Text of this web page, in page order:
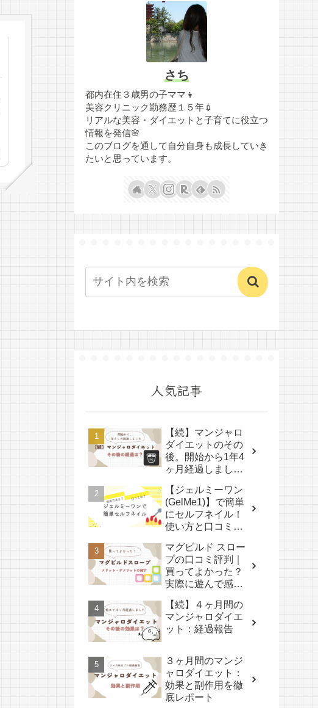
さち
都内在住３歳男の子ママ👦
美容クリニック勤務歴１５年💉
リアルな美容・ダイエットと子育てに役立つ
情報を発信🌸
このブログを通して自分自身も成長していき
たいと思っています。
人気記事
【続】マンジャロ
ダイエットのその
後。開始から1年4
ヶ月経過しまし
【ジェルミーワン
(GelMe1)】で簡単
にセルフネイル！
使い方と口コミ
マグビルド スロー
プの口コミ評判｜
買ってよかった？
実際に遊んで感じ
リット
【続】４ヶ月間の
マンジャロダイエ
ット：経過報告
３ヶ月間のマンジ
ャロダイエット：
効果と副作用を徹
底レポート